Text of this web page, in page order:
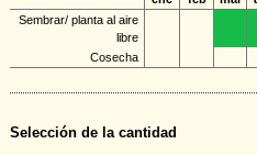
Sembrar/ planta al aire
libre
Cosecha
Selección de la cantidad